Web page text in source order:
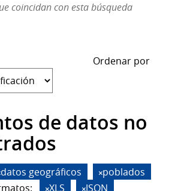
coincidan con esta búsqueda
Ordenar por
de datos no
datos geográficos
poblados
XLS
JSON